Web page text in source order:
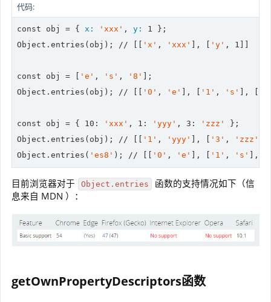
代码:
const obj = { x: 'xxx' , y: 1 };
Object.entries(obj); // 'x' , 'xxx' ], [ 'y' , 1
const obj = [ 'e' , 's' , '8'
];
Object.entries(obj); // '0' , 'e' ], [ '1' , 's' ], [
const obj = { 10 : 'xxx' , 1 : 'yyy' , 3 : 'zzz'
};
Object.entries(obj); // '1' , 'yyy' ], [ '3' , 'zzz'
Object.entries( 'es8' ); // '0' , 'e' ], [ '1' , 's' ], [
目前浏览器对于 Object.entries
函数的支持情况如下（信
息来自 MDN ）：
getOwnPropertyDescriptors函数